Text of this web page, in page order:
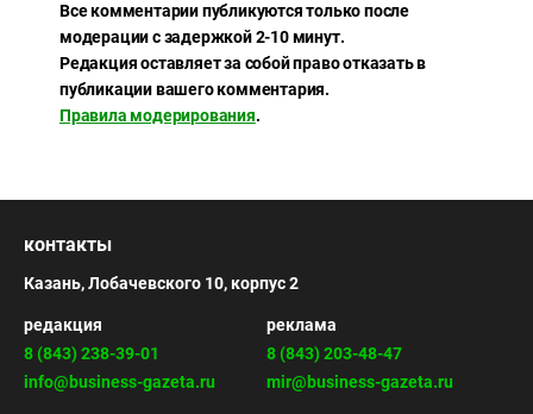
Все комментарии публикуются только после
модерации с задержкой 2-10 минут.
Редакция оставляет за собой право отказать в
публикации вашего комментария.
Правила модерирования.
контакты
Казань, Лобачевского 10, корпус 2
редакция
8 (843) 238-39-01
info@business-gazeta.ru
реклама
8 (843) 203-48-47
mir@business-gazeta.ru